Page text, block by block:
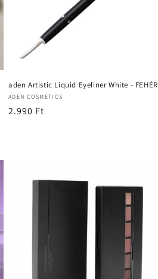
aden Artistic Liquid Eyeliner White - FEHÉR
Forgalmazó:
ADEN COSMETICS
Normál
2.990 Ft